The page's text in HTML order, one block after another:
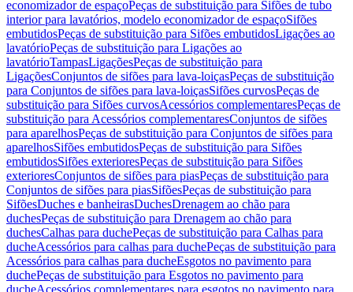
economizador de espaçoPeças de substituição para Sifões de tubo
interior para lavatórios, modelo economizador de espaçoSifões
embutidosPeças de substituição para Sifões embutidosLigações ao
lavatórioPeças de substituição para Ligações ao
lavatórioTampasLigaçõesPeças de substituição para
LigaçõesConjuntos de sifões para lava-loiçasPeças de substituição
para Conjuntos de sifões para lava-loiçasSifões curvosPeças de
substituição para Sifões curvosAcessórios complementaresPeças de
substituição para Acessórios complementaresConjuntos de sifões
para aparelhosPeças de substituição para Conjuntos de sifões para
aparelhosSifões embutidosPeças de substituição para Sifões
embutidosSifões exterioresPeças de substituição para Sifões
exterioresConjuntos de sifões para piasPeças de substituição para
Conjuntos de sifões para piasSifõesPeças de substituição para
SifõesDuches e banheirasDuchesDrenagem ao chão para
duchesPeças de substituição para Drenagem ao chão para
duchesCalhas para duchePeças de substituição para Calhas para
ducheAcessórios para calhas para duchePeças de substituição para
Acessórios para calhas para ducheEsgotos no pavimento para
duchePeças de substituição para Esgotos no pavimento para
ducheAcessórios complementares para esgotos no pavimento para